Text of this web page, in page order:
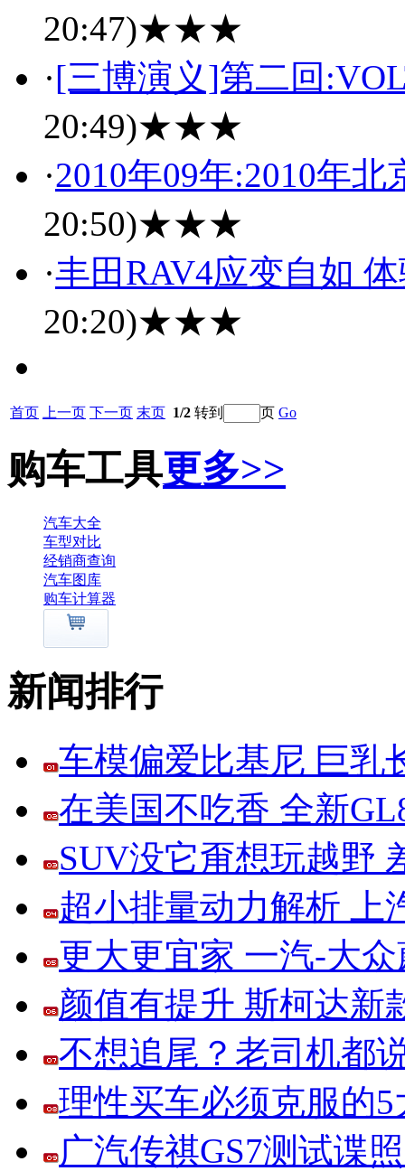
20:47)★★★
·[三博演义]第二回
20:49)★★★
·2010年09年:2010年
20:50)★★★
·丰田RAV4应变自如
20:20)★★★
首页 上一页 下一页 末页 1/2 转到 页 Go
购车工具更多>>
汽车大全
车型对比
经销商查询
汽车图库
购车计算器
新闻排行
车模偏爱比基尼 巨乳
在美国不吃香 全新
SUV没它甭想玩越野
超小排量动力解析 上
更大更宜家 一汽-大
颜值有提升 斯柯达新
不想追尾？老司机都
理性买车必须克服的5
广汽传祺GS7测试谍